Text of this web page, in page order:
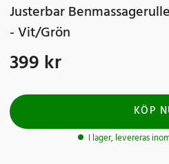
Justerbar
- Vit/Grön
Pris:399 kr
399 kr
KÖP
I lager, levereras